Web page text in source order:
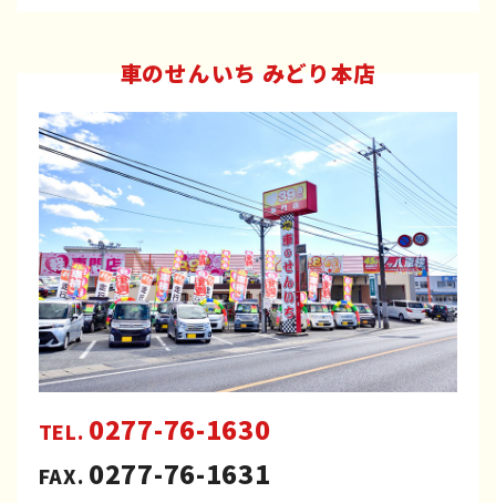
車のせんいち みどり本店
TEL. 0277-76-1630
FAX. 0277-76-1631